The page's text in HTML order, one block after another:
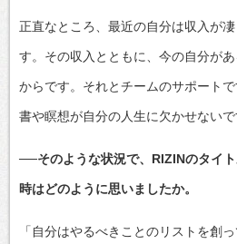
正直なところ、最近の自分は収入が
す。その収入とともに、今の自分が
からです。それとチームのサポート
書や瞑想が自分の人生に欠かせないで
──そのような状況で、RIZINのタイ
時はどのように思いましたか。
「自分はやるべきことのリストを創